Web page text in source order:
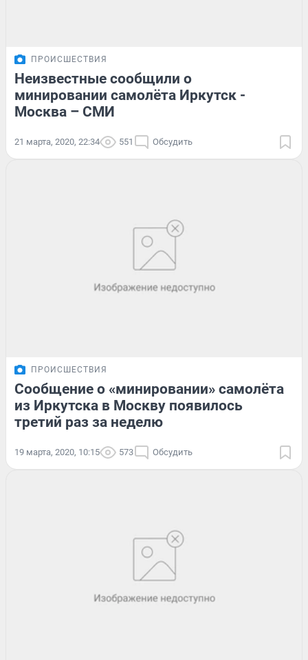
ПРОИСШЕСТВИЯ
Неизвестные сообщили о
минировании самолёта Иркутск -
Москва – СМИ
21 марта, 2020, 22:34 551 Обсудить
ПРОИСШЕСТВИЯ
Сообщение о «минировании» самолёта
из Иркутска в Москву появилось
третий раз за неделю
19 марта, 2020, 10:15 573 Обсудить